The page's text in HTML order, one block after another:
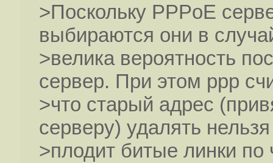
>Поскольку PPPoE
выбираются они в
>велика вероятность
сервер. При этом ppp
>что старый адрес
серверу) удалять
>плодит битые линки